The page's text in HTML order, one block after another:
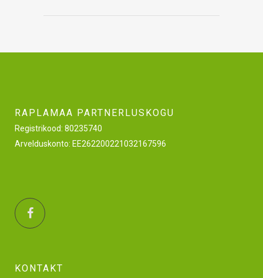
RAPLAMAA PARTNERLUSKOGU
Registrikood: 80235740
Arvelduskonto: EE262200221032167596
KONTAKT